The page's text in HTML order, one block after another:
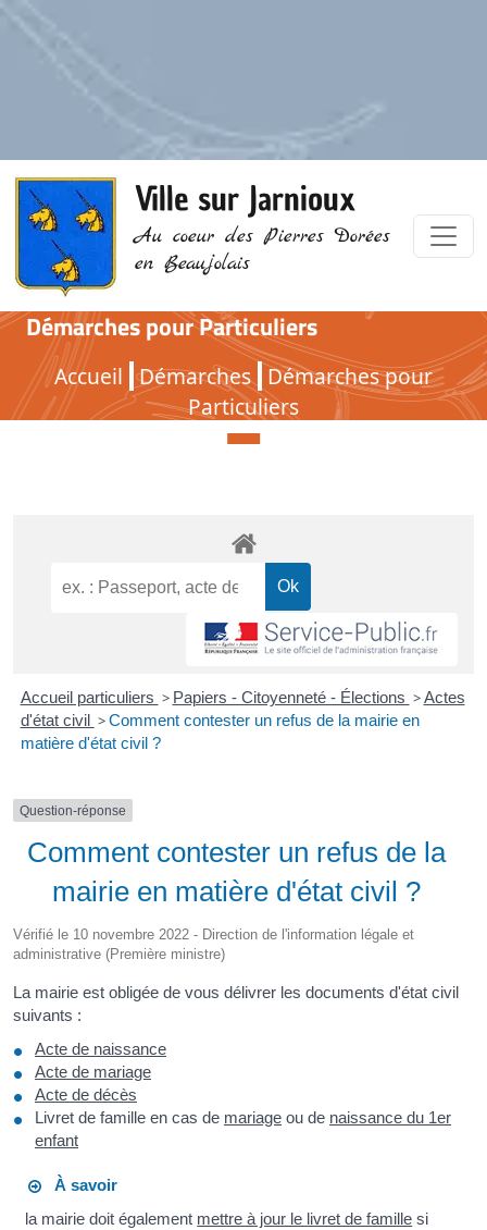
Ville sur Jarnioux
Au coeur des Pierres Dorées
en Beaujolais
Démarches pour Particuliers
Accueil Démarches Démarches pour
Particuliers
Démarches pour Particuliers
Accueil particuliers > Papiers - Citoyenneté - Élections > Actes
d'état civil > Comment contester un refus de la mairie en
matière d'état civil ?
Question-réponse
Comment contester un refus de la
mairie en matière d'état civil ?
Vérifié le 10 novembre 2022 - Direction de l'information légale et
administrative (Première ministre)
La mairie est obligée de vous délivrer les documents d'état civil
suivants :
Acte de naissance
Acte de mariage
Acte de décès
Livret de famille en cas de mariage ou de naissance du 1er
enfant
À savoir
la mairie doit également mettre à jour le livret de famille si